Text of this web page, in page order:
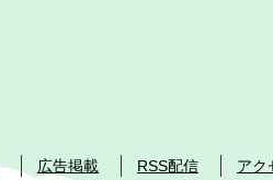
広告掲載 RSS配信 アク